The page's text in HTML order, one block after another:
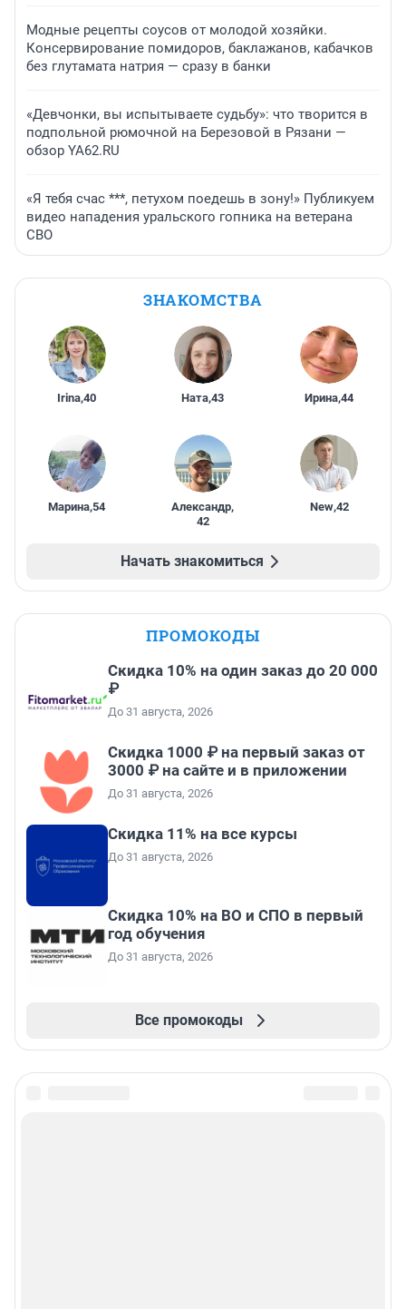
Модные рецепты соусов от молодой хозяйки.
Консервирование помидоров, баклажанов, кабачков
без глутамата натрия — сразу в банки
«Девчонки, вы испытываете судьбу»: что творится в
подпольной рюмочной на Березовой в Рязани —
обзор YA62.RU
«Я тебя счас ***, петухом поедешь в зону!» Публикуем
видео нападения уральского гопника на ветерана
СВО
ЗНАКОМСТВА
Irina,40 Ната,43 Ирина,44
Марина,54 Александр,
42
New,42
Начать знакомиться
ПРОМОКОДЫ
Скидка 10% на один заказ до 20 000
₽
До 31 августа, 2026
Скидка 1000 ₽ на первый заказ от
3000 ₽ на сайте и в приложении
До 31 августа, 2026
Скидка 11% на все курсы
До 31 августа, 2026
Скидка 10% на ВО и СПО в первый
год обучения
До 31 августа, 2026
Все промокоды